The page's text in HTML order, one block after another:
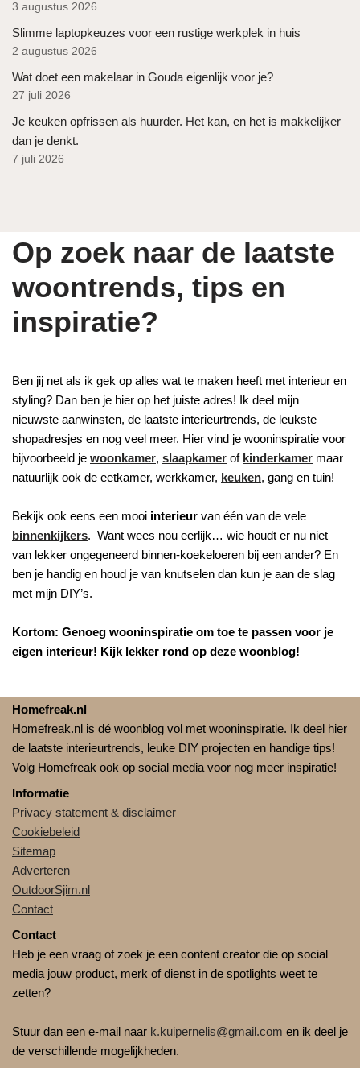
3 augustus 2026
Slimme laptopkeuzes voor een rustige werkplek in huis
2 augustus 2026
Wat doet een makelaar in Gouda eigenlijk voor je?
27 juli 2026
Je keuken opfrissen als huurder. Het kan, en het is makkelijker
dan je denkt.
7 juli 2026
Op zoek naar de laatste
woontrends, tips en
inspiratie?
Ben jij net als ik gek op alles wat te maken heeft met interieur en
styling? Dan ben je hier op het juiste adres! Ik deel mijn
nieuwste aanwinsten, de laatste interieurtrends, de leukste
shopadresjes en nog veel meer. Hier vind je wooninspiratie voor
bijvoorbeeld je woonkamer, slaapkamer of kinderkamer maar
natuurlijk ook de eetkamer, werkkamer, keuken, gang en tuin!
Bekijk ook eens een mooi interieur van één van de vele
binnenkijkers. Want wees nou eerlijk… wie houdt er nu niet
van lekker ongegeneerd binnen-koekeloeren bij een ander? En
ben je handig en houd je van knutselen dan kun je aan de slag
met mijn DIY’s.
Kortom: Genoeg wooninspiratie om toe te passen voor je
eigen interieur! Kijk lekker rond op deze woonblog!
Homefreak.nl
Homefreak.nl is dé woonblog vol met wooninspiratie. Ik deel hier
de laatste interieurtrends, leuke DIY projecten en handige tips!
Volg Homefreak ook op social media voor nog meer inspiratie!
Informatie
Privacy statement & disclaimer
Cookiebeleid
Sitemap
Adverteren
OutdoorSjim.nl
Contact
Contact
Heb je een vraag of zoek je een content creator die op social
media jouw product, merk of dienst in de spotlights weet te
zetten?
Stuur dan een e-mail naar k.kuipernelis@gmail.com en ik deel je
de verschillende mogelijkheden.